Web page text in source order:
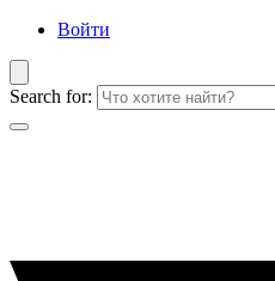
Войти
Search for: